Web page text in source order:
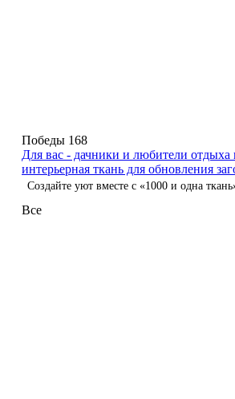
Победы 168
Для вас - дачники и любители отдыха
интерьерная ткань для обновления
Создайте уют вместе с «1000 и одна
Все